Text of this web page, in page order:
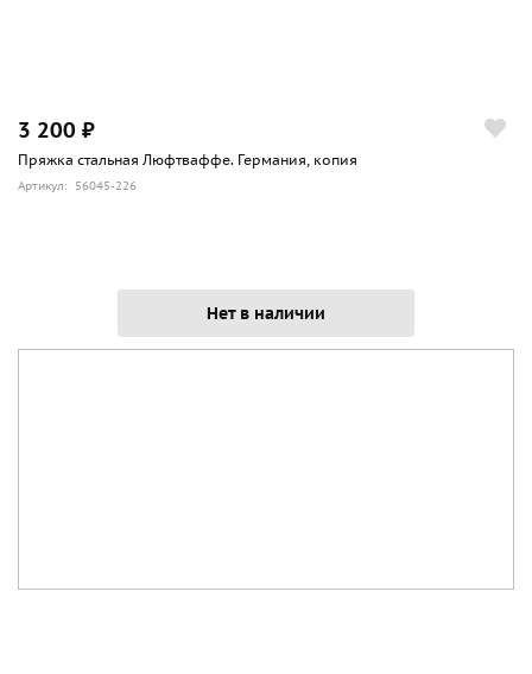
3 200 ₽
Пряжка стальная Люфтваффе. Германия, копия
Артикул: 56045-226
Нет в наличии